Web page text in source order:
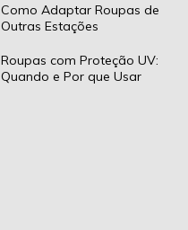
Como Adaptar Roupas de
Outras Estações
Roupas com Proteção UV:
Quando e Por que Usar